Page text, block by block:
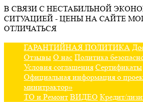
В СВЯЗИ С НЕСТАБИЛЬНОЙ
СИТУАЦИЕЙ - ЦЕНЫ НА САЙТЕ
ОТЛИЧАТЬСЯ
ГАРАНТИЙНАЯ ПОЛИТИКА
Отзывы О нас Политика
Условия соглашения Сертификаты
Официальная информация о
минитрактор»
ТО и Ремонт ВИДЕО Кредит/